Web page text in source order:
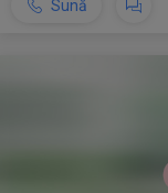
Sună